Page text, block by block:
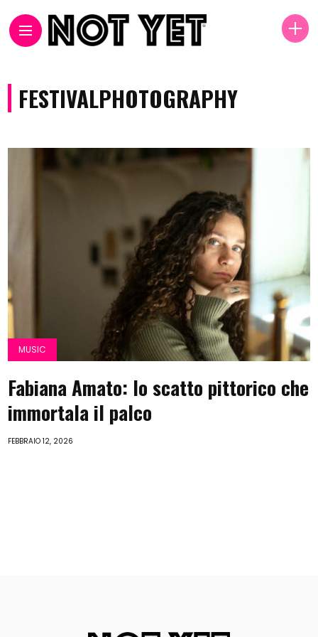
FESTIVALPHOTOGRAPHY
MUSIC
Fabiana Amato: lo scatto pittorico che
immortala il palco
FEBBRAIO 12, 2026